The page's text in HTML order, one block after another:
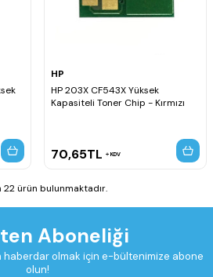
HP
HP 203X CF543X Yüksek
Kapasiteli Toner Chip - Kırmızı
70,65TL KDV
22 ürün bulunmaktadır.
Aboneliği
haberdar olmak için e-bültenimize abone
olun!